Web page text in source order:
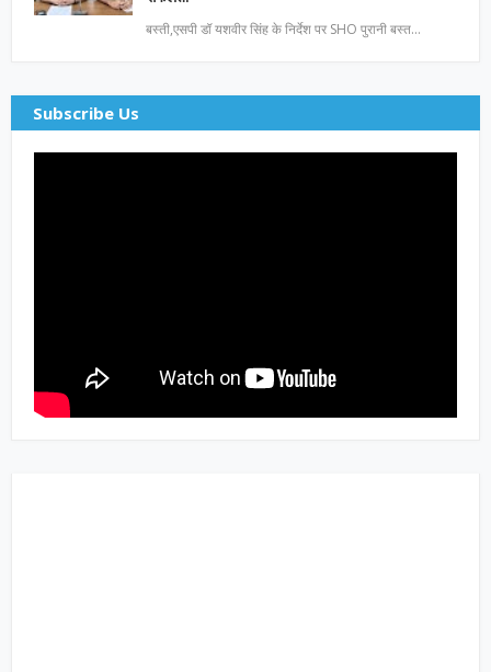
बस्ती,एसपी डॉ यशवीर सिंह के निर्देश पर SHO पुरानी बस्त…
Subscribe Us